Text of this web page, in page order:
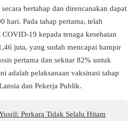
bertahap dan direncanakan dapat
hari. Pada tahap pertama, telah
19 kepada tenaga kesehatan
juta, yang sudah mencapai hampir
pertama dan sekitar 82% untuk
adalah pelaksanaan vaksinasi tahap
dan Pekerja Publik.
Perkara Tidak Selalu Hitam